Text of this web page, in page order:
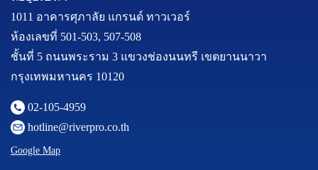
1011 อาคารศุภาลัย แกรนด์ ทาวเวอร์
ห้องเลขที่ 501-503, 507-508
ชั้นที่ 5 ถนนพระราม 3 แขวงช่องนนทรี เขตยานนาวา
กรุงเทพมหานคร 10120
02-105-4959
hotline@riverpro.co.th
Google Map